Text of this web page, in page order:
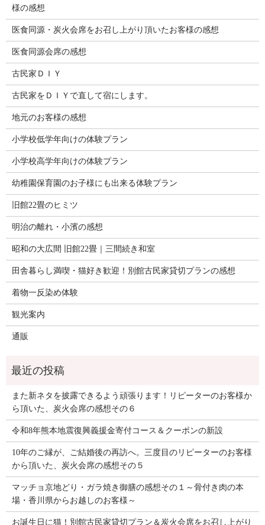
様の感想
医食同源・炭火会席をお召し上がり頂いたお客様の感想
医食同源会席の感想
古民家ＤＩＹ
古民家をＤＩＹで直して宿にします。
地元のお客様の感想
小学校低学年向けの体験プラン
小学校高学年向けの体験プラン
幼稚園保育園のお子様にも出来る体験プラン
旧館22畳のヒミツ
明治の離れ・小濱の感想
昭和の大広間 旧館22畳｜三間続き和室
田舎暮らし満喫・猫好き歓迎！別館古民家貸切プランの感想
着物一反染め体験
観光案内
通販
また新ネタを披露できるよう頑張ります！リピーターのお客様か
ら頂いた、炭火会席の感想その６
令和8年熊本地震復興義援金寄付コース＆クーポンの新設
10年のご縁が、ご結婚後の再訪へ。三度目のリピーターのお客様
から頂いた、炭火会席の感想その５
マッチョ京地どり・ガラ焼き御膳の感想その１～骨付き肉の本
場・香川県からお越しのお客様～
お誕生日に猫！別館古民家貸切プラン＆炭火会席をお召し上がり